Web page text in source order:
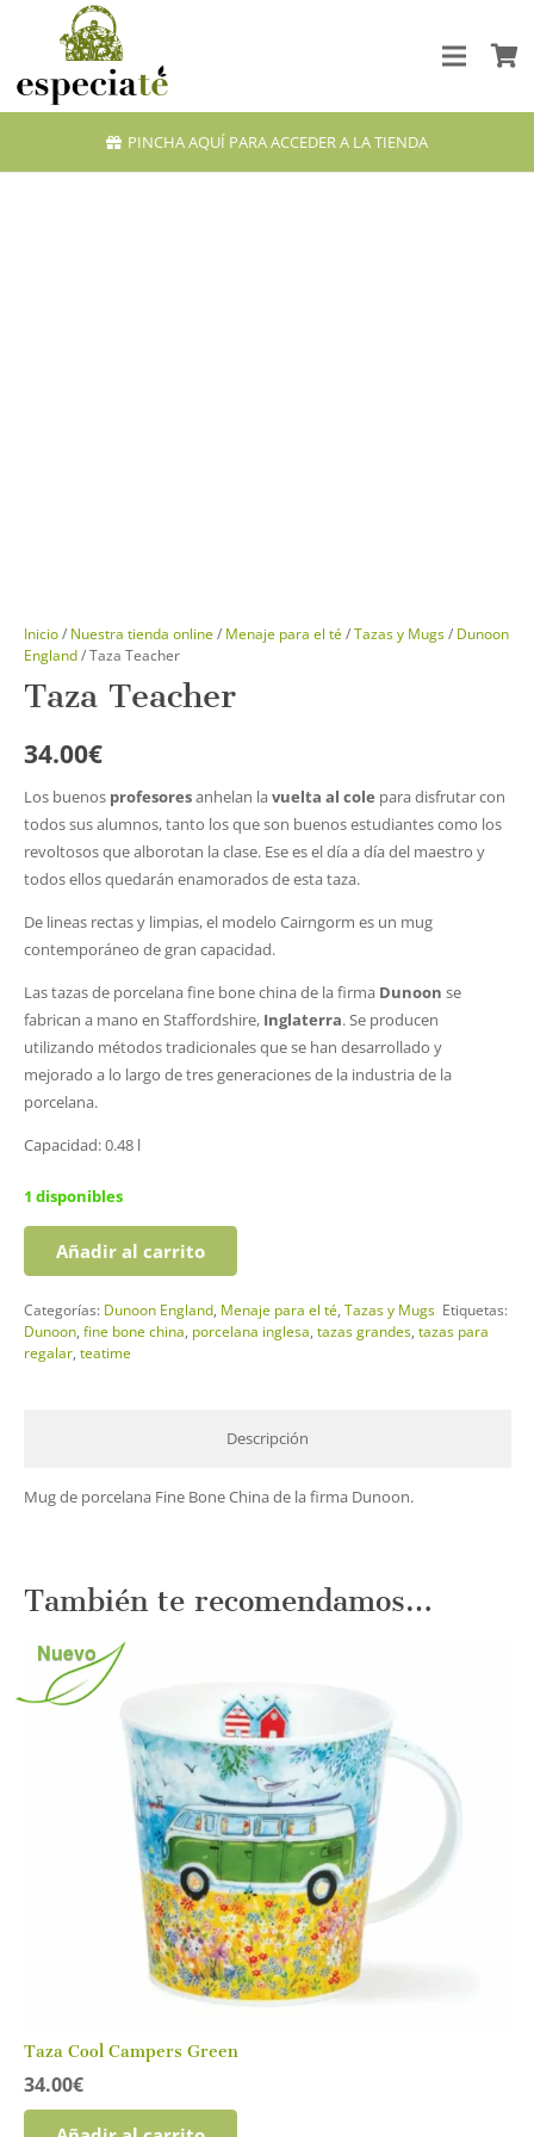
PINCHA AQUÍ PARA ACCEDER A LA TIENDA
Inicio/ Nuestra tienda online/ Menaje para el té/Tazas y Mugs/ Dunoon
England/ Taza Teacher
Taza Teacher
34.00€
Los buenos profesoresanhelan lavuelta al cole para disfrutar con
todos sus alumnos, tanto los que son buenos estudiantes como los
revoltosos que alborotan la clase. Ese es el día a día del maestro y
todos ellos quedarán enamorados de esta taza.
De lineas rectas y limpias, el modelo Cairngorm es un mug
contemporáneo de gran capacidad.
Las tazas de porcelana fine bone china de la firma Dunoon se
fabrican a mano en Staffordshire, Inglaterra. Se producen
utilizando métodos tradicionales que se han desarrollado y
mejorado a lo largo de tres generaciones de la industria de la
porcelana.
Capacidad: 0.48 l
1 disponibles
cantidad
Añadir al carrito
Categorías: Dunoon England, Menaje para el té, Tazas y Mugs Etiquetas:
Dunoon, fine bone china porcelana inglesa tazas grandes, tazas para
regalar, teatime
Descripción
Mug de porcelana Fine Bone China de la firma Dunoon.
También te recomendamos…
Nuevo
Taza Cool Campers Green
34.00€